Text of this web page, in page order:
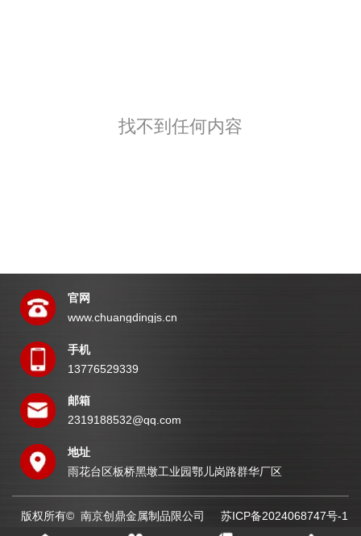
找不到任何内容
官网
www.chuangdingjs.cn
手机
13776529339
邮箱
2319188532@qq.com
地址
雨花台区板桥黑墩工业园鄂儿岗路群华厂区
版权所有© 南京创鼎金属制品限公司 苏ICP备2024068747号-1